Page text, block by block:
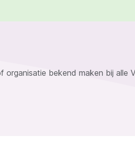
bekend maken bij alle